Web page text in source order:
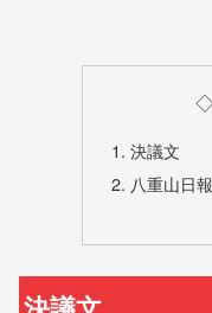
決議文
八重山日